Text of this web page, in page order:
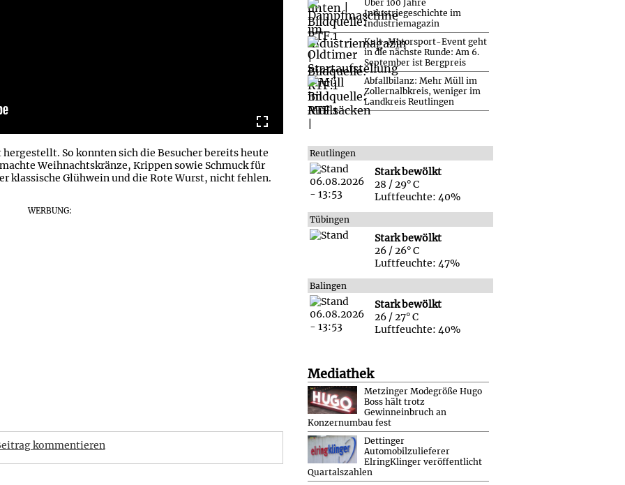
So konnten sich die Besucher bereits heute
Weihnachtskränze, Krippen sowie Schmuck für
klassische Glühwein und die Rote Wurst, nicht fehlen.
WERBUNG:
kommentieren
Über 100 Jahre
Industriegeschichte im
Industriemagazin
Kult-Motorsport-Event geht
in die nächste Runde: Am 6.
September ist Bergpreis
Abfallbilanz: Mehr Müll im
Zollernalbkreis, weniger im
Landkreis Reutlingen
Reutlingen
Stark bewölkt
28 / 29° C
Luftfeuchte: 40%
Tübingen
Stark bewölkt
26 / 26° C
Luftfeuchte: 47%
Balingen
Stark bewölkt
26 / 27° C
Luftfeuchte: 40%
Mediathek
Metzinger Modegröße Hugo
Boss hält trotz
Gewinneinbruch an
Konzernumbau fest
Dettinger
Automobilzulieferer
ElringKlinger veröffentlicht
Quartalszahlen